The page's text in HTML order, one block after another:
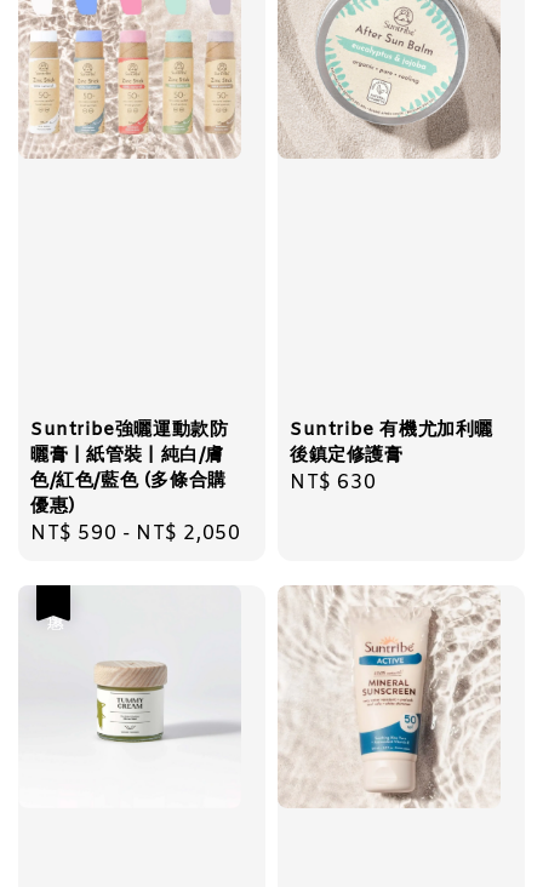
Suntribe強曬運動款防
曬膏 | 紙管裝 | 純白/膚
色/紅色/藍色 (多條合購
優惠)
Regular
NT$ 590 - NT$ 2,050
Suntribe 有機尤加利曬
後鎮定修護膏
Regular
NT$ 630